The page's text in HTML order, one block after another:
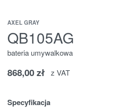
AXEL GRAY
QB105AG
bateria umywalkowa
868,00zł z VAT
Specyfikacja